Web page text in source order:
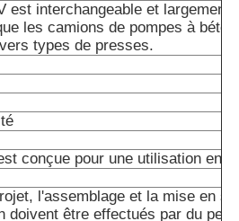
est interchangeable et largement
les camions de pompes à
types de presses.
conçue pour une utilisation en
l'assemblage et la mise en
doivent être effectués par du